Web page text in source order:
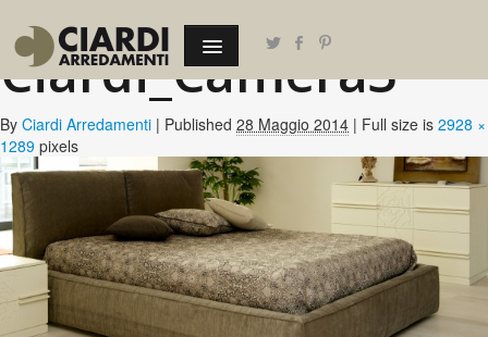
Ciardi_Camera3
By Ciardi Arredamenti | Published 28 Maggio 2014 | Full size is 2928 ×
1289 pixels